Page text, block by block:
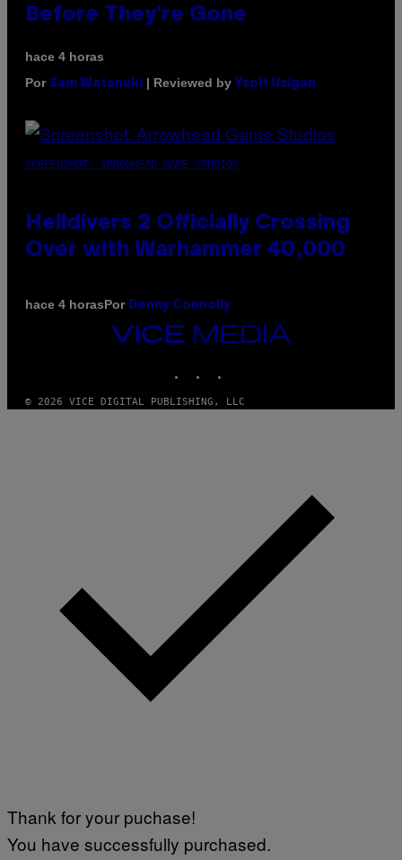
Before They’re Gone
hace 4 horas
Por Sam Watanuki | Reviewed by Ysolt Usigan
SCREENSHOT: ARROWHEAD GAME STUDIOS
Helldivers 2 Officially Crossing
Over with Warhammer 40,000
hace 4 horasPor Denny Connolly
VICE
MEDIA
© 2026 VICE DIGITAL PUBLISHING, LLC
Thank for your puchase!
You have successfully purchased.